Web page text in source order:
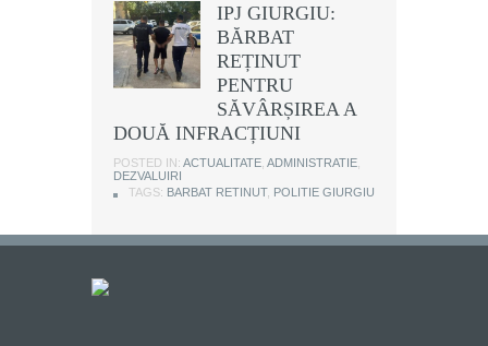
IPJ GIURGIU:
BĂRBAT
REȚINUT
PENTRU
SĂVÂRȘIREA A
DOUĂ INFRACȚIUNI
POSTED IN: ACTUALITATE ADMINISTRATIE
DEZVALUIRI
TAGS: BARBAT RETINUT, POLITIE GIURGIU